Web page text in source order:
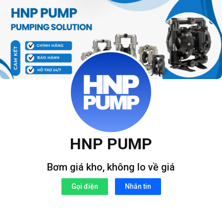
qua
dung
HNP PUMP
Bơm giá kho, không lo về giá
Gọi điện Nhắn tin